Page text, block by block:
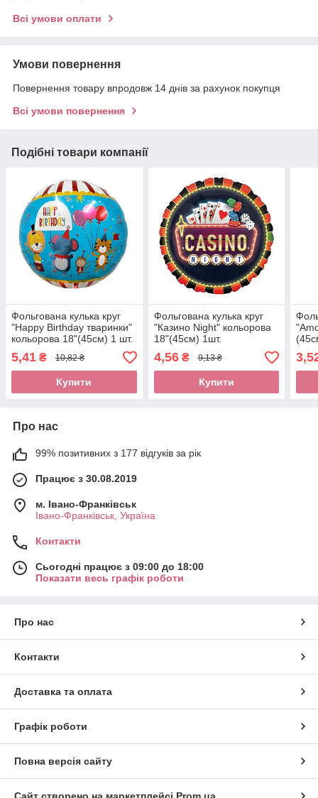
Всі умови оплати
Умови повернення
Повернення товару впродовж 14 днів за рахунок покупця
Всі умови повернення
Подібні товари компанії
Фольгована кулька круг
"Happy Birthday тваринки"
кольорова 18"(45см) 1 шт.
5,41 ₴ 10,82 ₴
Купити
Фольгована кулька круг
"Казино Night" кольорова
18"(45см) 1шт.
4,56₴ 9,13 ₴
Купити
Про нас
99% позитивних з 177 відгуків за рік
Працює з 30.08.2019
м. Івано-Франківськ
Івано-Франківськ, Україна
Контакти
Сьогодні працює з 09:00 до 18:00
Показати весь графік роботи
Про нас
Контакти
Доставка та оплата
Графік роботи
Повна версія сайту